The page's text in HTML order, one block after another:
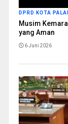
DPRD KOTA
Musim
yang Aman
6 Juni 2026